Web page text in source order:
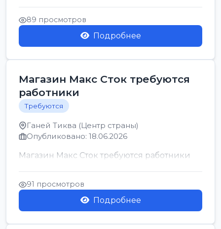
позицию возможна дом...
89 просмотров
Подробнее
Магазин Макс Сток требуются
работники
Требуются
Ганей Тиква (Центр страны)
Опубликовано: 18.06.2026
Магазин Макс Сток требуются работники
91 просмотров
Подробнее